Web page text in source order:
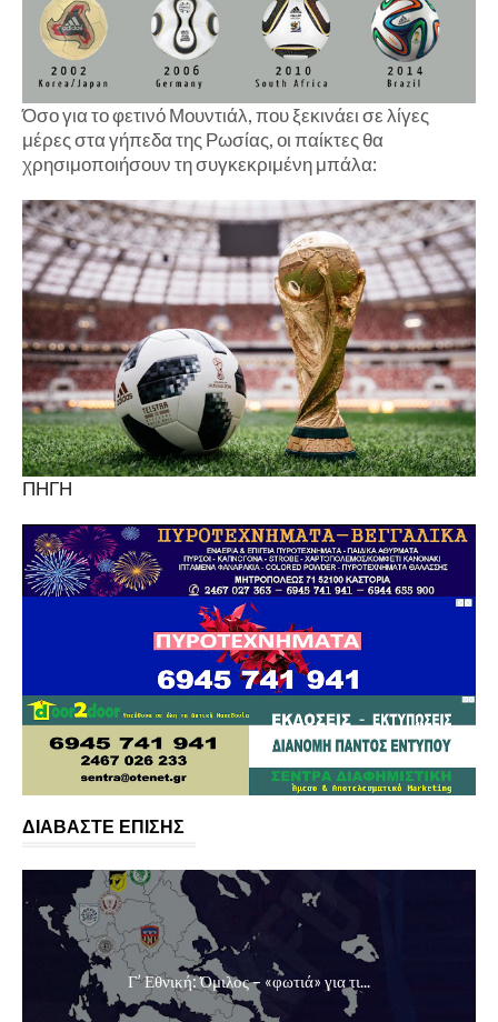
Όσο για το φετινό Μουντιάλ, που ξεκινάει σε λίγες
μέρες στα γήπεδα της Ρωσίας, οι παίκτες θα
χρησιμοποιήσουν τη συγκεκριμένη μπάλα:
ΠΗΓΗ
ΔΙΑΒΑΣΤΕ ΕΠΙΣΗΣ
Γ’ Εθνική: Όμιλος – «φωτιά» για τι...